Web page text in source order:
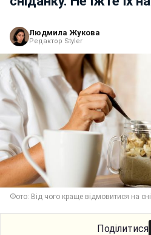
Людмила Жукова
Редактор Styler
Фото: Від чого краще відмовитися на
Поділитися